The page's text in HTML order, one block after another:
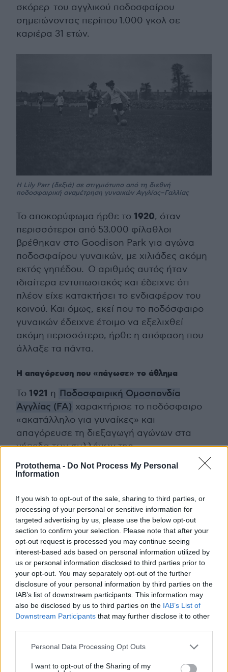
Protothema - Do Not Process My Personal
Information
If you wish to opt-out of the sale, sharing to third parties, or
processing of your personal or sensitive information for
targeted advertising by us, please use the below opt-out
section to confirm your selection. Please note that after your
opt-out request is processed you may continue seeing
interest-based ads based on personal information utilized by
us or personal information disclosed to third parties prior to
your opt-out. You may separately opt-out of the further
disclosure of your personal information by third parties on the
IAB’s list of downstream participants. This information may
also be disclosed by us to third parties on the IAB’s List of
Downstream Participants that may further disclose it to other
Please note that this website/app uses one or more Google
not limited to your visit or usage behaviour. You may click to
Personal Data Processing Opt Outs
I want to opt-out of the Sharing of my
σκόρερ του αγγλικού ποδοσφαίρου
σημειώνοντας περίπου 1.000 γκολ σε
καριέρα 31 ετών.
Η Lily Parr (δεξιά) σε στιγμιότυπο από τη διεθνή
ποδοσφαιρική αναμέτρηση γυναικών Αγγλίας–Γαλλίας
Το αποκορύφωμα ήρθε το 1920, όταν
περισσότεροι από 53.000 φίλαθλοι
βρέθηκαν στο Goodison Park για αγώνα
ποδοσφαίρου γυναικών, με χιλιάδες ακόμη
εκτός γηπέδου. Ο αριθμός αυτός ήταν
ιδιαίτερα εντυπωσιακός και έδειχνε ότι
πλέον είχε κατακτήσει το ενδιαφέρον του
κοινού. Και όμως, εκεί που το ποδόσφαιρο
γυναικών έδειχνε έτοιμο να εξελιχθεί
ακόμη περισσότερο, ήρθε η απόφαση που
άλλαξε τα πάντα.
Η απαγόρευση που «πάγωσε» το άθλημα
Το 1921 η Ποδοσφαιρική Ομοσπονδία
Αγγλίας (FA) χαρακτήρισε το ποδόσφαιρο
«ακατάλληλο για γυναίκες» και
απαγόρευσε τη διεξαγωγή αγώνων στα
γήπεδα των συλλόγων της.
Η απόφαση αυτή αποτέλεσε τεράστιο
οδηγήθηκε στο περιθώριο για δεκαετίες,
χωρίς εγκαταστάσεις και επίσημη
υποστήριξη. Παρόμοιοι περιορισμοί
εμφανίστηκαν σταδιακά και σε άλλες
χώρες.
Η απαγόρευση έμεινε σε ισχύ για περίπου
50 χρόνια και καταργήθηκε το1971.
Η επιστροφή και η νέα εποχή
απαγόρευσης, μαζί με τις κοινωνικές
αλλαγές και τα κινήματα για τα δικαιώματα